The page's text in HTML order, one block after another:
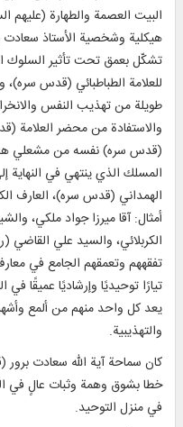
البيت العصمة والطهارة (عليهم
هيكلية وشخصية الأستاذ سعادت
تشكّل بعمق تحت تأثير السلوك
للعلامة الطباطبائي (قدس
طويلة من تهذيب النفس
والاستفادة من محضر العلامة
(قدس سره) نفسه من مشعلي هذا
المسلك الذي ينتهي في
الهمداني (قدس سره)، العارف
أمثال: آقا ميرزا جواد ملكي،
الكربلائي، والسيد علي القاضي
تفقههم وتعمقهم الجامع في
تيارًا توحيديًا وإرشاديًا عميقًا
يعد كل واحد منهم من ألمع
والتهذيبية.
كان سماحة آية الله سعادت برور
خطا بشوق وهمة وثبات عالٍ في
في منزل التوحيد.